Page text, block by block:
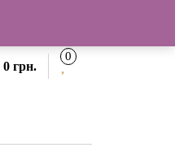
0 грн.
0